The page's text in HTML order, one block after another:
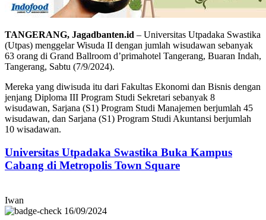
TANGERANG, Jagadbanten.id – Universitas Utpadaka Swastika
(Utpas) menggelar Wisuda II dengan jumlah wisudawan sebanyak
63 orang di Grand Ballroom d’primahotel Tangerang, Buaran Indah,
Tangerang, Sabtu (7/9/2024).
Mereka yang diwisuda itu dari Fakultas Ekonomi dan Bisnis dengan
jenjang Diploma III Program Studi Sekretari sebanyak 8
wisudawan, Sarjana (S1) Program Studi Manajemen berjumlah 45
wisudawan, dan Sarjana (S1) Program Studi Akuntansi berjumlah
10 wisadawan.
Universitas Utpadaka Swastika Buka Kampus
Cabang di Metropolis Town Square
Iwan
16/09/2024